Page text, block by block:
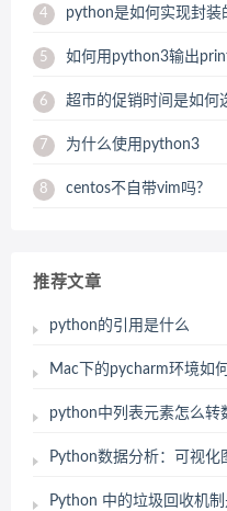
4 python是如何实现封装
5 如何用python3输出
6 超市的促销时间是如何
7 为什么使用python3
8 centos不自带vim吗?
推荐文章
python的引用是什么
Mac下的pycharm环境如
python中列表元素怎么转
Python数据分析：可视化
Python 中的垃圾回收机制